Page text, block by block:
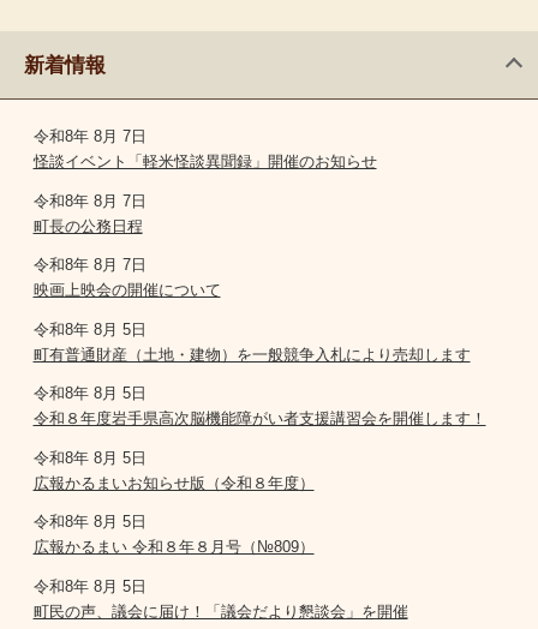
新着情報
令和8年 8月 7日
怪談イベント「軽米怪談異聞録」開催のお知らせ
令和8年 8月 7日
町長の公務日程
令和8年 8月 7日
映画上映会の開催について
令和8年 8月 5日
町有普通財産（土地・建物）を一般競争入札により売却します
令和8年 8月 5日
令和８年度岩手県高次脳機能障がい者支援講習会を開催します！
令和8年 8月 5日
広報かるまいお知らせ版（令和８年度）
令和8年 8月 5日
広報かるまい 令和８年８月号（№809）
令和8年 8月 5日
町民の声、議会に届け！「議会だより懇談会」を開催